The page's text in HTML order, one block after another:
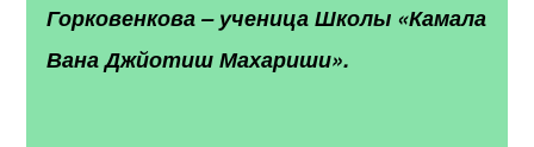
Горковенкова – ученица Школы «Камала
Вана Джйотиш Махариши».